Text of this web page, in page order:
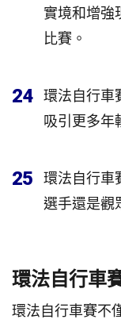
實境和增強
比賽。
24
環法自行車
吸引更多年
25
環法自行車
選手還是觀
環法自行車
環法自行車賽不